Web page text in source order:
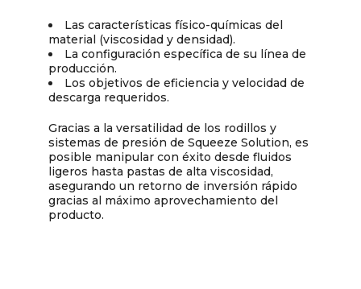
Las características físico-químicas del
material (viscosidad y densidad).
La configuración específica de su línea de
producción.
Los objetivos de eficiencia y velocidad de
descarga requeridos.
Gracias a la versatilidad de los rodillos y
sistemas de presión de Squeeze Solution, es
posible manipular con éxito desde fluidos
ligeros hasta pastas de alta viscosidad,
asegurando un retorno de inversión rápido
gracias al máximo aprovechamiento del
producto.